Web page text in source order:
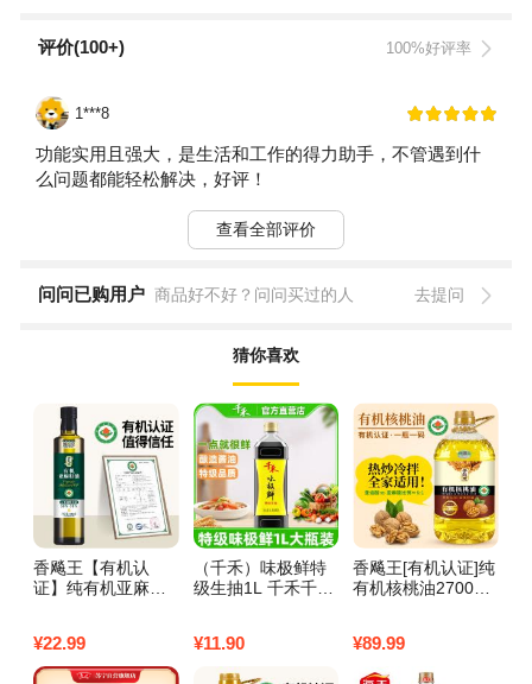
评价(100+) 100%好评率
1***8
功能实用且强大，是生活和工作的得力助手，不管遇到什
么问题都能轻松解决，好评！
查看全部评价
问问已购用户 商品好不好？问问买过的人 去提问
猜你喜欢
香飚王【有机认
证】纯有机亚麻籽
食用油 500ml
¥22.99
（千禾）味极鲜特
级生抽1L 千禾千禾
¥11.90
香飚王[有机认证]纯
有机核桃油2700ml
¥89.99